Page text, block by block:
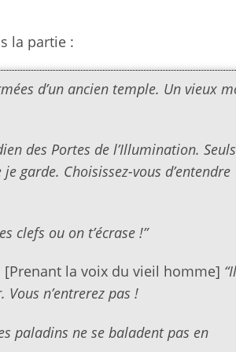
la partie :
d’un ancien temple. Un vieux
des Portes de l’Illumination.
garde. Choisissez-vous d’entendre
clefs ou on t’écrase !”
[Prenant la voix du vieil homme]
n’entrerez pas !
paladins ne se baladent pas en